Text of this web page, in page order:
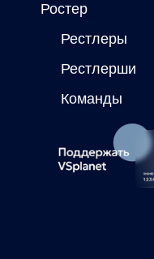
Ростер
Рестлеры
Рестлерши
Команды